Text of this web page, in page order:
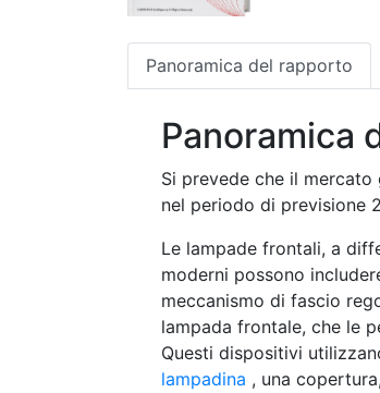
Panoramica del rapporto
Panoramica
Si prevede che il
nel periodo di previsione
Le lampade frontali, a
moderni possono
meccanismo di fascio
lampada frontale, che le
Questi dispositivi
lampadina , una